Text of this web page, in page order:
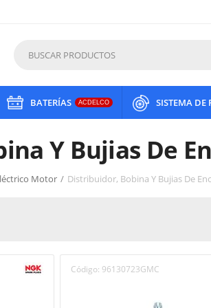
BATERÍAS ACDELCO SISTEMA DE
Y Bujias De
Motor / Distribuidor, Bobina Y Bujias De
Código: 96130723GMC